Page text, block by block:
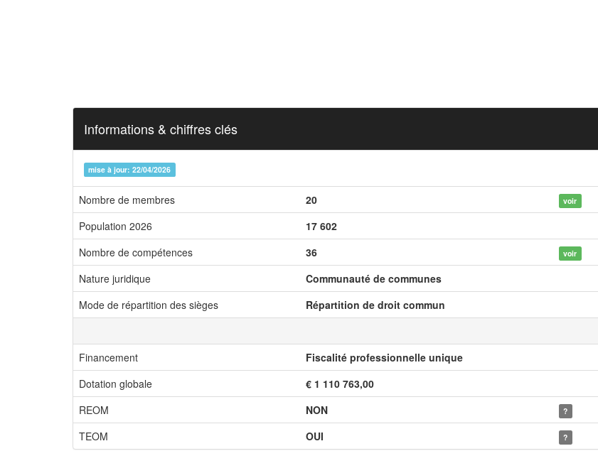
Informations & chiffres clés
mise à jour: 22/04/2026
Nombre de membres 20 voir
Population 2026
17 602
Nombre de compétences
36 voir
Nature juridique
Communauté de communes
Mode de répartition des sièges
Répartition de droit commun
Financement
Fiscalité professionnelle unique
Dotation globale
€ 1 110 763,00
REOM
NON ?
TEOM OUI ?